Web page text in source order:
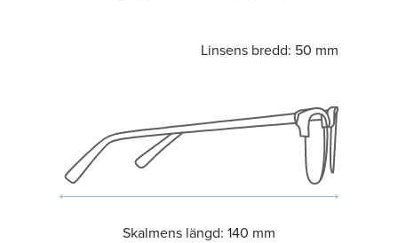
Linsens bredd: 50 mm
Skalmens längd: 140 mm